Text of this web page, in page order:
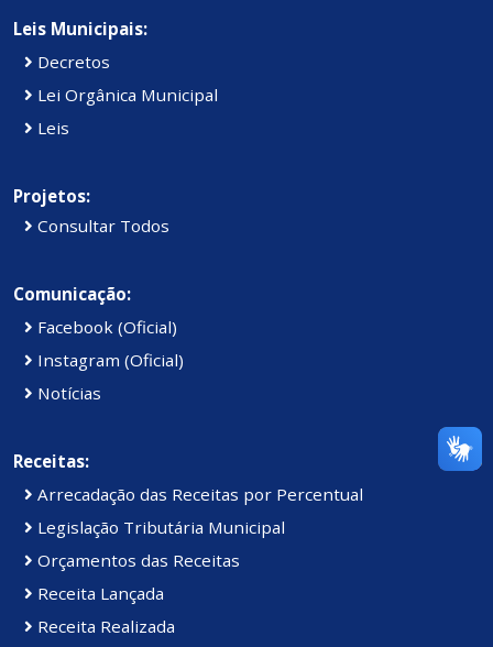
Leis Municipais:
Decretos
Lei Orgânica Municipal
Leis
Projetos:
Consultar Todos
Comunicação:
Facebook (Oficial)
Instagram (Oficial)
Notícias
Receitas:
Arrecadação das Receitas por Percentual
Legislação Tributária Municipal
Orçamentos das Receitas
Receita Lançada
Receita Realizada